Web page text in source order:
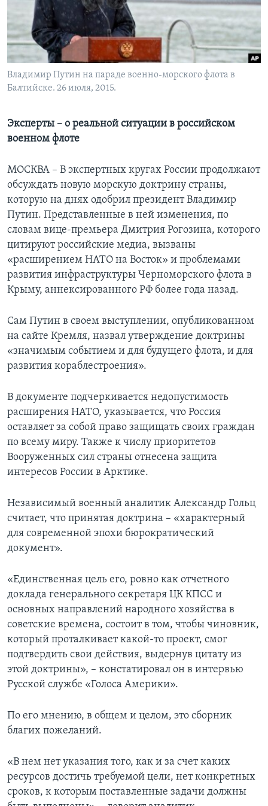
Learning English
СОЦИАЛЬНЫЕ СЕТИ
Владимир Путин на параде военно-морского флота в
Балтийске. 26 июля, 2015.
Эксперты – о реальной ситуации в российском
военном флоте
МОСКВА – В экспертных кругах России продолжают
обсуждать новую морскую доктрину страны,
которую на днях одобрил президент Владимир
Путин. Представленные в ней изменения, по
словам вице-премьера Дмитрия Рогозина, которого
цитируют российские медиа, вызваны
«расширением НАТО на Восток» и проблемами
развития инфраструктуры Черноморского флота в
Крыму, аннексированного РФ более года назад.
Сам Путин в своем выступлении, опубликованном
на сайте Кремля, назвал утверждение доктрины
«значимым событием и для будущего флота, и для
развития кораблестроения».
В документе подчеркивается недопустимость
расширения НАТО, указывается, что Россия
оставляет за собой право защищать своих граждан
по всему миру. Также к числу приоритетов
Вооруженных сил страны отнесена защита
интересов России в Арктике.
Независимый военный аналитик Александр Гольц
считает, что принятая доктрина – «характерный
для современной эпохи бюрократический
документ».
«Единственная цель его, ровно как отчетного
доклада генерального секретаря ЦК КПСС и
основных направлений народного хозяйства в
советские времена, состоит в том, чтобы чиновник,
который проталкивает какой-то проект, смог
подтвердить свои действия, выдернув цитату из
этой доктрины», – констатировал он в интервью
Русской службе «Голоса Америки».
По его мнению, в общем и целом, это сборник
благих пожеланий.
«В нем нет указания того, как и за счет каких
ресурсов достичь требуемой цели, нет конкретных
сроков, к которым поставленные задачи должны